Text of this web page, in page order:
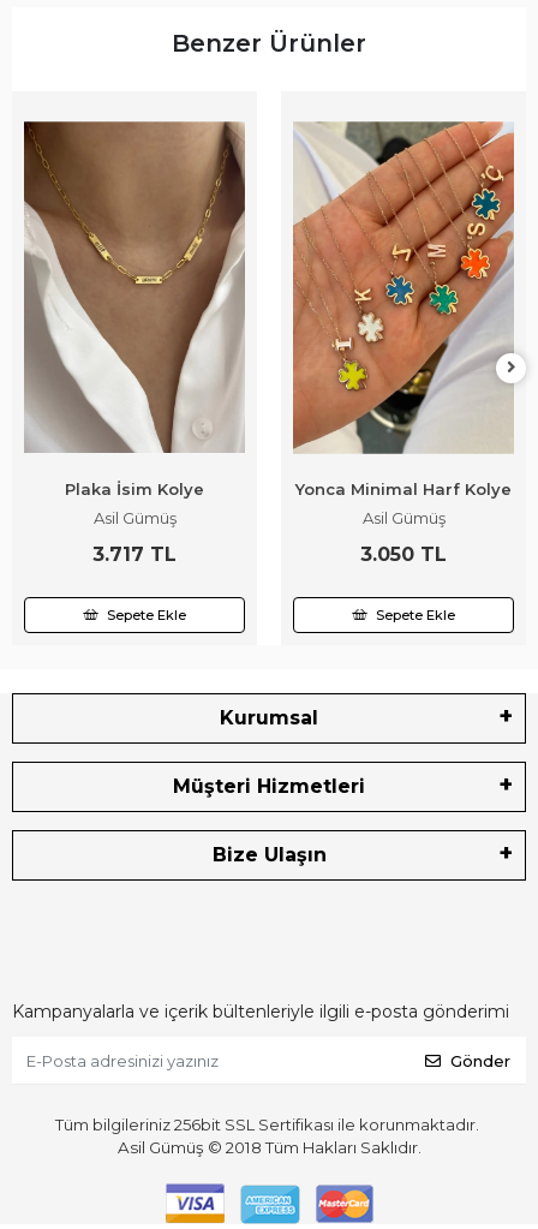
Benzer Ürünler
Plaka İsim Kolye
Asil Gümüş
3.717 TL
Sepete Ekle
Yonca Minimal Harf Kolye
Asil Gümüş
3.050 TL
Sepete Ekle
Kurumsal
Müşteri Hizmetleri
Bize Ulaşın
Kampanyalarla ve içerik bültenleriyle ilgili e-posta gönderimi
Gönder
Tüm bilgileriniz 256bit SSL Sertifikası ile korunmaktadır.
Asil Gümüş © 2018Tüm Hakları Saklıdır.